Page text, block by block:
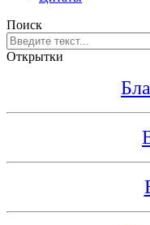
Поиск
Открытки